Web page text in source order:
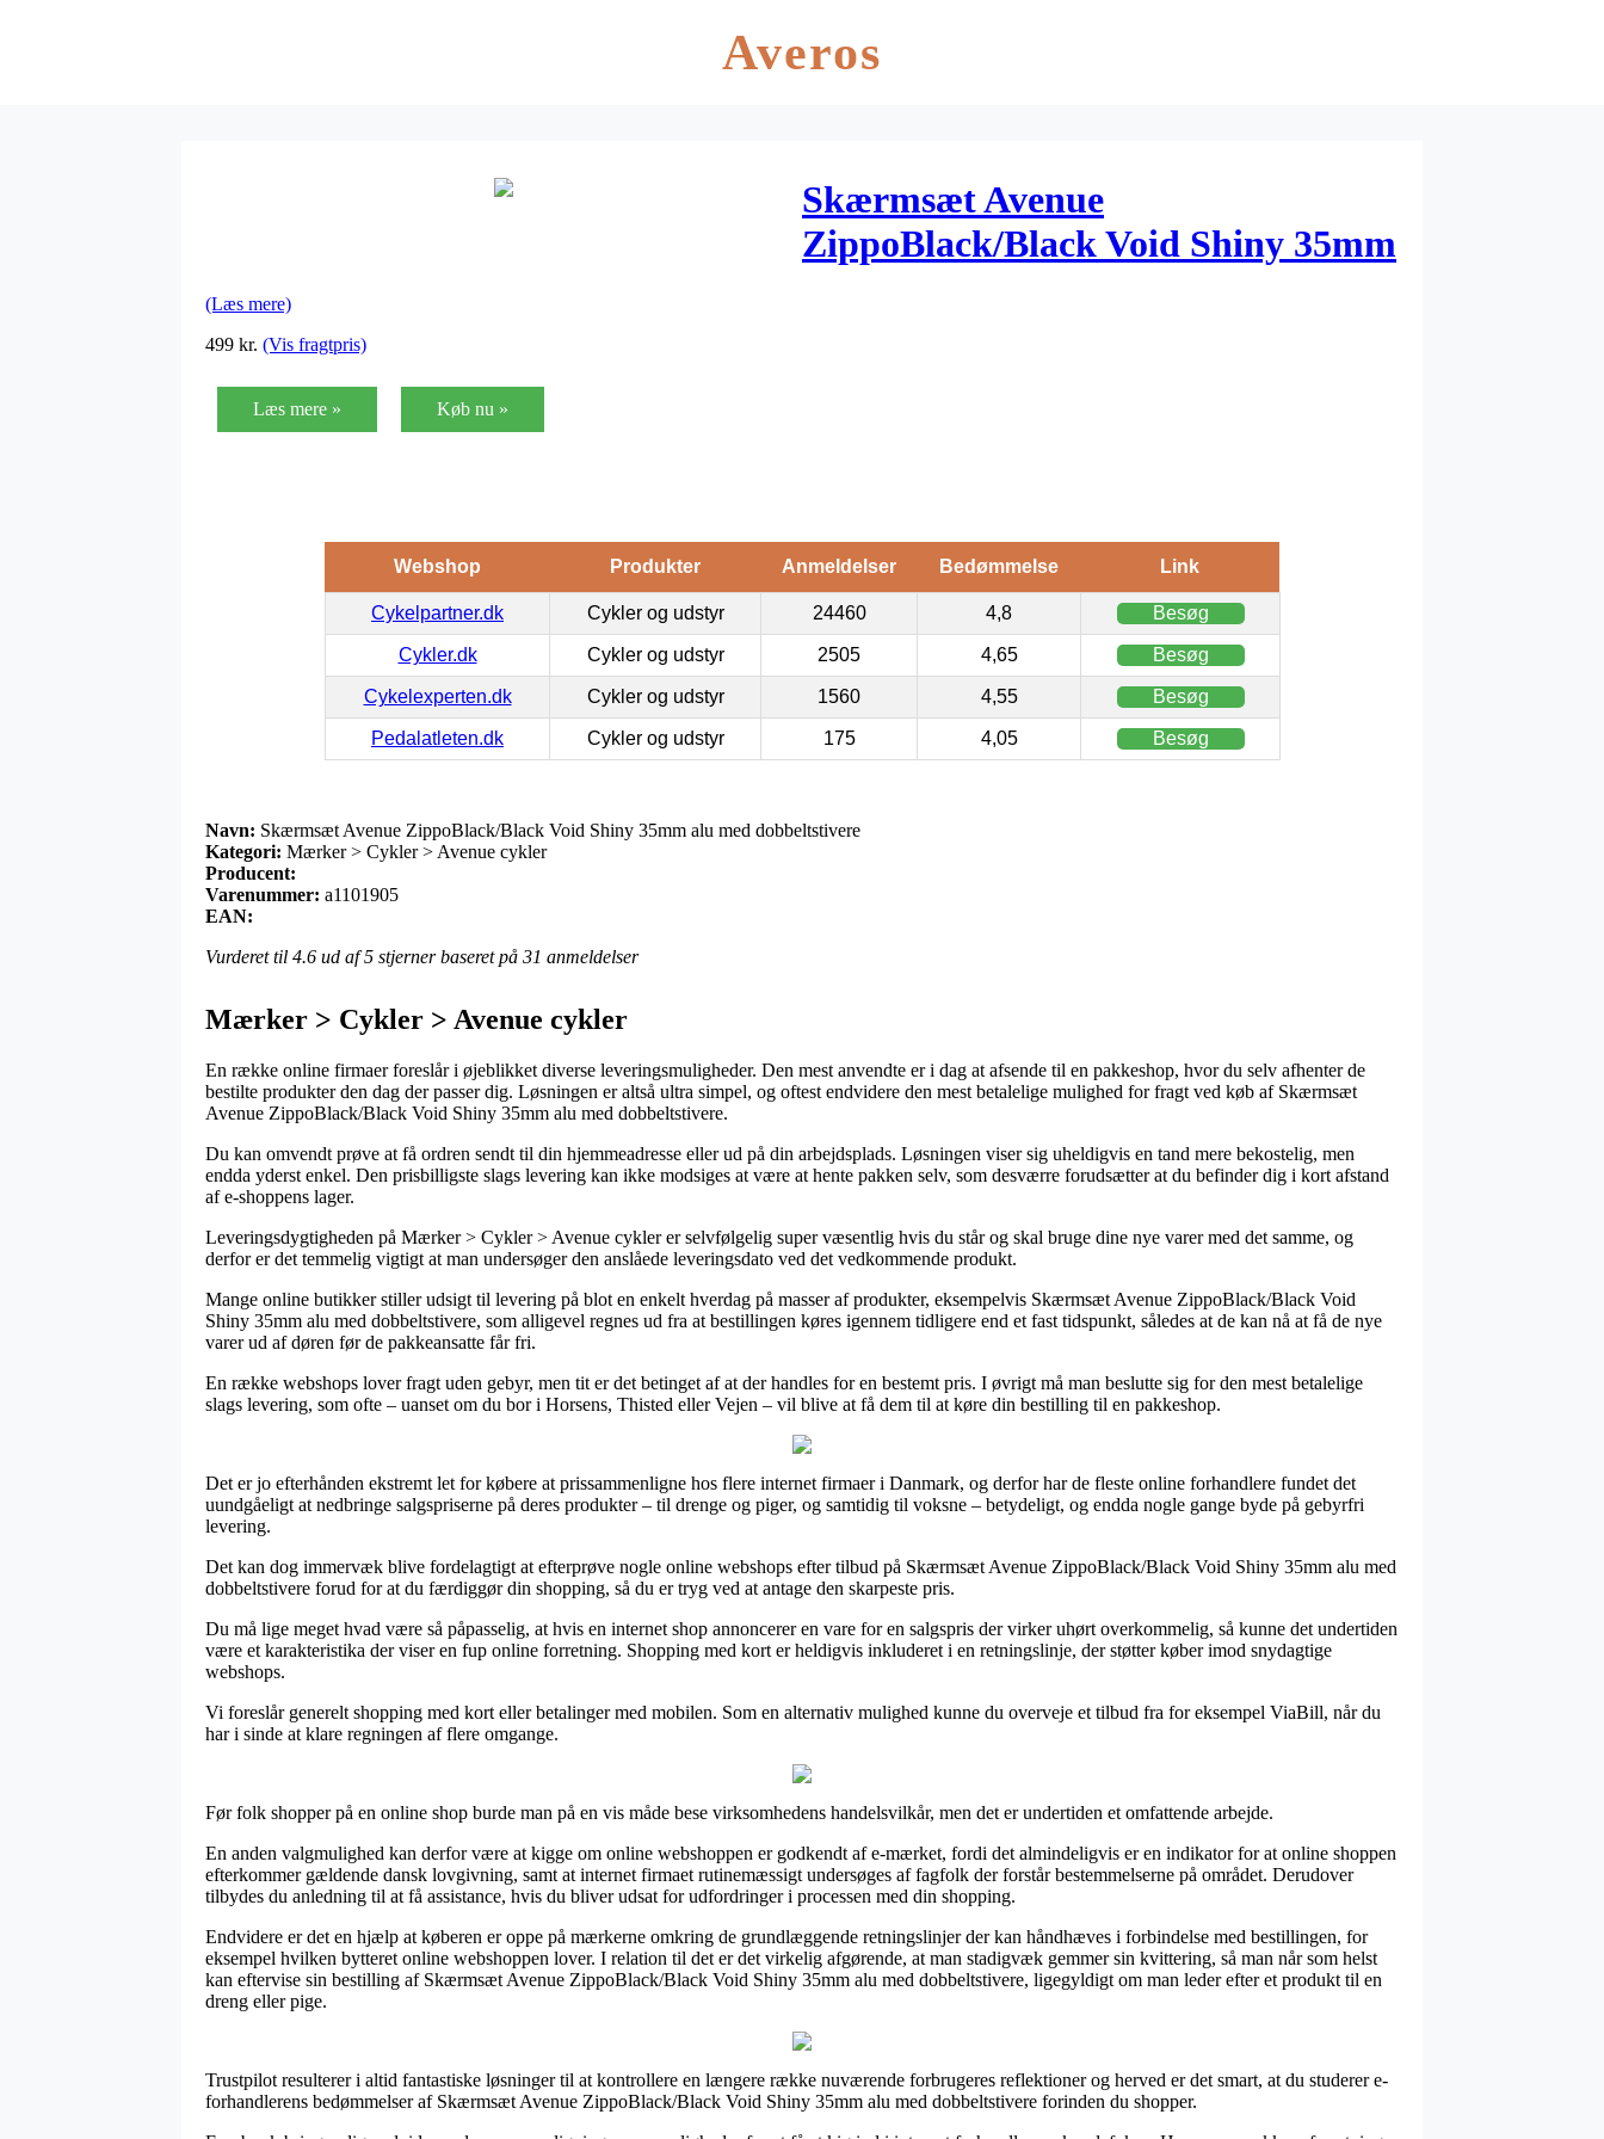
Averos
Skærmsæt Avenue
ZippoBlack/Black Void Shiny 35mm
(Læs mere)
499 kr. (Vis fragtpris)
Læs mere » Køb nu »
Webshop Produkter Anmeldelser Bedømmelse Link
Cykelpartner.dk Cykler og udstyr 24460 4,8 Besøg
Cykler.dk Cykler og udstyr 2505 4,65 Besøg
Cykelexperten.dk Cykler og udstyr 1560 4,55 Besøg
Pedalatleten.dk Cykler og udstyr 175 4,05 Besøg
Navn: Skærmsæt Avenue ZippoBlack/Black Void Shiny 35mm alu med dobbeltstivere
Kategori: Mærker > Cykler > Avenue cykler
Producent:
Varenummer: a1101905
EAN:
Vurderet til 4.6 ud af 5 stjerner baseret på 31 anmeldelser
Mærker > Cykler > Avenue cykler
En række online firmaer foreslår i øjeblikket diverse leveringsmuligheder. Den mest anvendte er i dag at afsende til en pakkeshop, hvor du selv afhenter de
bestilte produkter den dag der passer dig. Løsningen er altså ultra simpel, og oftest endvidere den mest betalelige mulighed for fragt ved køb af Skærmsæt
Avenue ZippoBlack/Black Void Shiny 35mm alu med dobbeltstivere.
Du kan omvendt prøve at få ordren sendt til din hjemmeadresse eller ud på din arbejdsplads. Løsningen viser sig uheldigvis en tand mere bekostelig, men
endda yderst enkel. Den prisbilligste slags levering kan ikke modsiges at være at hente pakken selv, som desværre forudsætter at du befinder dig i kort afstand
af e-shoppens lager.
Leveringsdygtigheden på Mærker > Cykler > Avenue cykler er selvfølgelig super væsentlig hvis du står og skal bruge dine nye varer med det samme, og
derfor er det temmelig vigtigt at man undersøger den anslåede leveringsdato ved det vedkommende produkt.
Mange online butikker stiller udsigt til levering på blot en enkelt hverdag på masser af produkter, eksempelvis Skærmsæt Avenue ZippoBlack/Black Void
Shiny 35mm alu med dobbeltstivere, som alligevel regnes ud fra at bestillingen køres igennem tidligere end et fast tidspunkt, således at de kan nå at få de nye
varer ud af døren før de pakkeansatte får fri.
En række webshops lover fragt uden gebyr, men tit er det betinget af at der handles for en bestemt pris. I øvrigt må man beslutte sig for den mest betalelige
slags levering, som ofte – uanset om du bor i Horsens, Thisted eller Vejen – vil blive at få dem til at køre din bestilling til en pakkeshop.
Det er jo efterhånden ekstremt let for købere at prissammenligne hos flere internet firmaer i Danmark, og derfor har de fleste online forhandlere fundet det
uundgåeligt at nedbringe salgspriserne på deres produkter – til drenge og piger, og samtidig til voksne – betydeligt, og endda nogle gange byde på gebyrfri
levering.
Det kan dog immervæk blive fordelagtigt at efterprøve nogle online webshops efter tilbud på Skærmsæt Avenue ZippoBlack/Black Void Shiny 35mm alu med
dobbeltstivere forud for at du færdiggør din shopping, så du er tryg ved at antage den skarpeste pris.
Du må lige meget hvad være så påpasselig, at hvis en internet shop annoncerer en vare for en salgspris der virker uhørt overkommelig, så kunne det undertiden
være et karakteristika der viser en fup online forretning. Shopping med kort er heldigvis inkluderet i en retningslinje, der støtter køber imod snydagtige
webshops.
Vi foreslår generelt shopping med kort eller betalinger med mobilen. Som en alternativ mulighed kunne du overveje et tilbud fra for eksempel ViaBill, når du
har i sinde at klare regningen af flere omgange.
Før folk shopper på en online shop burde man på en vis måde bese virksomhedens handelsvilkår, men det er undertiden et omfattende arbejde.
En anden valgmulighed kan derfor være at kigge om online webshoppen er godkendt af e-mærket, fordi det almindeligvis er en indikator for at online shoppen
efterkommer gældende dansk lovgivning, samt at internet firmaet rutinemæssigt undersøges af fagfolk der forstår bestemmelserne på området. Derudover
tilbydes du anledning til at få assistance, hvis du bliver udsat for udfordringer i processen med din shopping.
Endvidere er det en hjælp at køberen er oppe på mærkerne omkring de grundlæggende retningslinjer der kan håndhæves i forbindelse med bestillingen, for
eksempel hvilken bytteret online webshoppen lover. I relation til det er det virkelig afgørende, at man stadigvæk gemmer sin kvittering, så man når som helst
kan eftervise sin bestilling af Skærmsæt Avenue ZippoBlack/Black Void Shiny 35mm alu med dobbeltstivere, ligegyldigt om man leder efter et produkt til en
dreng eller pige.
Trustpilot resulterer i altid fantastiske løsninger til at kontrollere en længere række nuværende forbrugeres reflektioner og herved er det smart, at du studerer e-
forhandlerens bedømmelser af Skærmsæt Avenue ZippoBlack/Black Void Shiny 35mm alu med dobbeltstivere forinden du shopper.